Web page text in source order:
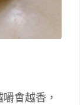
會越香，